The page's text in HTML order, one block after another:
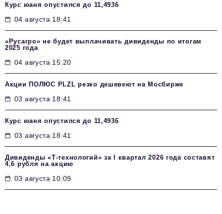
Курс юаня опустился до 11,4936
04 августа 18:41
«Русагро» не будет выплачивать дивиденды по итогам
2025 года
04 августа 15:20
Акции ПОЛЮС PLZL резко дешевеют на Мосбирже
03 августа 18:41
Курс юаня опустился до 11,4936
03 августа 18:41
Дивиденды «Т-технологий» за I квартал 2026 года составят
4,6 рубля на акцию
03 августа 10:09